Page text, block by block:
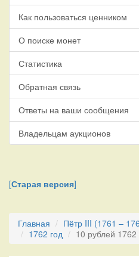
Как пользоваться ценником
О поиске монет
Статистика
Обратная связь
Ответы на ваши сообщения
Владельцам аукционов
[Старая версия]
Главная Пётр III (1761 –
1762 год
10 рублей